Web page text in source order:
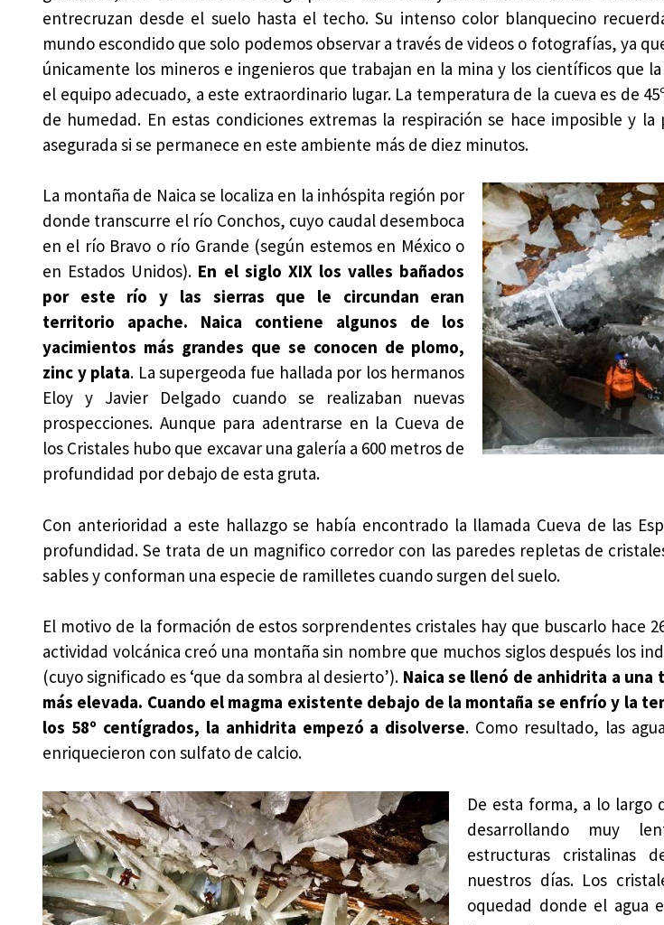
entrecruzan desde el suelo hasta el techo. Su intenso color blanquecino
mundo escondido que solo podemos observar a través de videos o fotografías, ya
únicamente los mineros e ingenieros que trabajan en la mina y los científicos que
el equipo adecuado, a este extraordinario lugar. La temperatura de la cueva es de
de humedad. En estas condiciones extremas la respiración se hace imposible y
asegurada si se permanece en este ambiente más de diez minutos.
La montaña de Naica se localiza en la inhóspita región por
donde transcurre el río Conchos, cuyo caudal desemboca
en el río Bravo o río Grande (según estemos en México o
en Estados Unidos). En el siglo XIX los valles bañados
por este río y las sierras que le circundan eran
territorio apache. Naica contiene algunos de los
yacimientos más grandes que se conocen de plomo,
zinc y plata. La supergeoda fue hallada por los hermanos
Eloy y Javier Delgado cuando se realizaban nuevas
prospecciones. Aunque para adentrarse en la Cueva de
los Cristales hubo que excavar una galería a 600 metros de
profundidad por debajo de esta gruta.
Con anterioridad a este hallazgo se había encontrado la llamada Cueva de las
profundidad. Se trata de un magnifico corredor con las paredes repletas de
sables y conforman una especie de ramilletes cuando surgen del suelo.
El motivo de la formación de estos sorprendentes cristales hay que buscarlo hace
actividad volcánica creó una montaña sin nombre que muchos siglos después los
(cuyo significado es ‘que da sombra al desierto’). Naica se llenó de anhidrita a una
más elevada. Cuando el magma existente debajo de la montaña se enfrío y la
los 58º centígrados, la anhidrita empezó a disolverse. Como resultado, las
enriquecieron con sulfato de calcio.
De esta forma, a lo largo
desarrollando muy
estructuras cristalinas
nuestros días. Los
oquedad donde el agua